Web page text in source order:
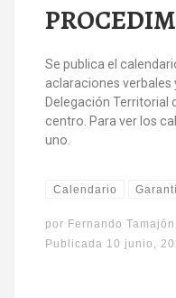
Se publica el
aclaraciones
Delegación Territorial
centro. Para ver los
uno.
Calendario
por Fernando
Publicada 10 junio,